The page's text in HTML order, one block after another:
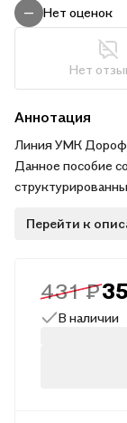
— Нет оценок
Нет
Аннотация
Линия УМК
Данное пособие
уровень, 3-4
Перейти к
431 ₽
В наличии